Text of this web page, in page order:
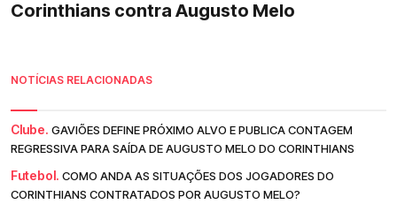
Corinthians contra Augusto Melo
NOTÍCIAS RELACIONADAS
Clube. GAVIÕES DEFINE PRÓXIMO ALVO E PUBLICA CONTAGEM
REGRESSIVA PARA SAÍDA DE AUGUSTO MELO DO CORINTHIANS
Futebol. COMO ANDA AS SITUAÇÕES DOS JOGADORES DO
CORINTHIANS CONTRATADOS POR AUGUSTO MELO?